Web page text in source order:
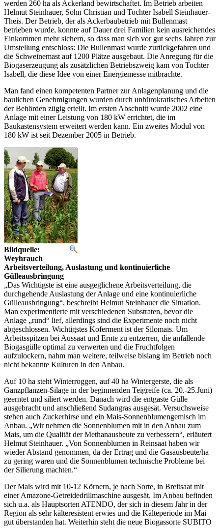
werden 260 ha als Ackerland bewirtschaftet. Im Betrieb arbeiten
Helmut Steinhauer, Sohn Christian und Tochter Isabell Steinhauer-
Theis. Der Betrieb, der als Ackerbaubetrieb mit Bullenmast
betrieben wurde, konnte auf Dauer drei Familien kein ausreichendes
Einkommen mehr sichern, so dass man sich vor gut sechs Jahren zur
Umstellung entschloss: Die Bullenmast wurde zurückgefahren und
die Schweinemast auf 1200 Plätze ausgebaut. Die Anregung für die
Biogaserzeugung als zusätzlichen Betriebszweig kam von Tochter
Isabell, die diese Idee von einer Energiemesse mitbrachte.
Man fand einen kompetenten Partner zur Anlagenplanung und die
baulichen Genehmigungen wurden durch unbürokratisches Arbeiten
der Behörden zügig erteilt. Im ersten Abschnitt wurde 2002 eine
Anlage mit einer Leistung von 180 kW errichtet, die im
Baukastensystem erweitert werden kann. Ein zweites Modul von
180 kW ist seit Dezember 2005 in Betrieb.
Bildquelle:
Weyhrauch
Arbeitsverteilung, Auslastung und kontinuierliche
Gülleausbringung
„Das Wichtigste ist eine ausgeglichene Arbeitsverteilung, die
durchgehende Auslastung der Anlage und eine kontinuierliche
Gülleausbringung“, beschreibt Helmut Steinhauer die Situation.
Man experimentierte mit verschiedenen Substraten, bevor die
Anlage „rund“ lief, allerdings sind die Experimente noch nicht
abgeschlossen. Wichtigstes Koferment ist der Silomais. Um
Arbeitsspitzen bei Aussaat und Ernte zu entzerren, die anfallende
Biogasgülle optimal zu verwerten und die Fruchtfolgen
aufzulockern, nahm man weitere, teilweise bislang im Betrieb noch
nicht bekannte Kulturen in den Anbau.
Auf 10 ha steht Winterroggen, auf 40 ha Wintergerste, die als
Ganzpflanzen-Silage in der beginnenden Teigreife (ca. 20.-25.Juni)
geerntet und siliert werden. Danach wird die entgaste Gülle
ausgebracht und anschließend Sudangras ausgesät. Versuchsweise
stehen auch Zuckerhirse und ein Mais-Sonnenblumengemisch im
Anbau. „Wir nehmen die Sonnenblumen mit in den Anbau zum
Mais, um die Qualität der Methanausbeute zu verbessern“, erläutert
Helmut Steinhauer. „Von Sonnenblumen in Reinsaat haben wir
wieder Abstand genommen, da der Ertrag und die Gasausbeute/ha
zu gering waren und die Sonnenblumen technische Probleme bei
der Silierung machten.“
Der Mais wird mit 10-12 Körnern, je nach Sorte, in Breitsaat mit
einer Amazone-Getreidedrillmaschine ausgesät. Im Anbau befinden
sich u.a. als Hauptsorten ATENDO, der sich in diesem Jahr in der
Region als sehr kälteresistent erwies und die Kälteperiode im Mai
gut überstanden hat. Weiterhin steht die neue Biogassorte SUBITO